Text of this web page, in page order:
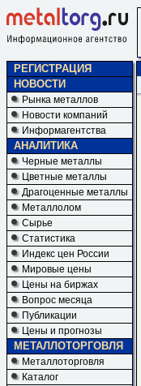
РЕГИСТРАЦИЯ
НОВОСТИ
Рынка металлов
Новости компаний
Информагентства
АНАЛИТИКА
Черные металлы
Цветные металлы
Драгоценные металлы
Металлолом
Сырье
Статистика
Индекс цен России
Мировые цены
Цены на биржах
Вопрос месяца
Публикации
Цены и прогнозы
МЕТАЛЛОТОРГОВЛЯ
Металлоторговля
Каталог